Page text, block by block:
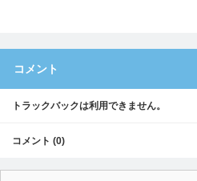
コメント
トラックバックは利用できません。
コメント (0)